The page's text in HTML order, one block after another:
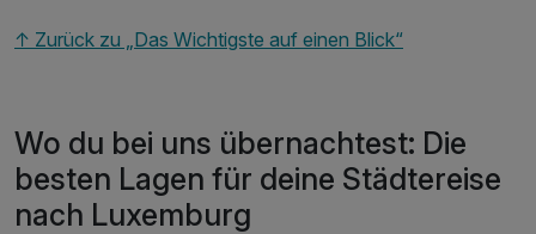
↑ Zurück zu „Das Wichtigste auf einen Blick“
Wo du bei uns übernachtest: Die
besten Lagen für deine Städtereise
nach Luxemburg